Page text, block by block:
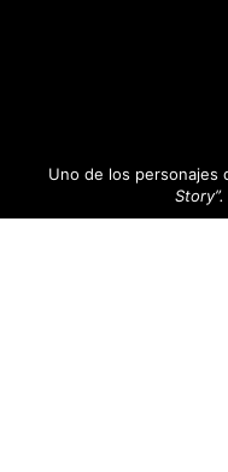
Uno de los personajes
Story”.